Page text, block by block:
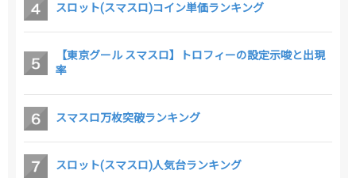
スロット(スマスロ)コイン単価ランキング
【東京グール スマスロ】トロフィーの設定示唆と出現
率
スマスロ万枚突破ランキング
スロット(スマスロ)人気台ランキング